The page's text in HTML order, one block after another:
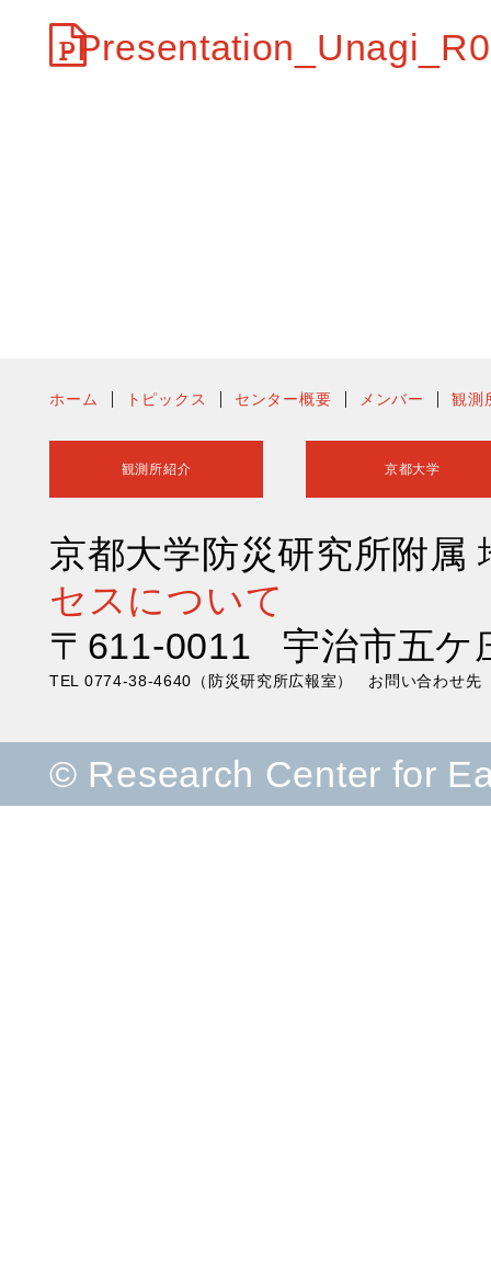
ホーム トピックス センター概要 メンバー 観測
観測所紹介 京都大学
京都大学防災研究所附
セスについて
〒611-0011 宇治市五ケ
TEL 0774-38-4640（防災研究所広報室） お問い合わせ先
© Research Center for